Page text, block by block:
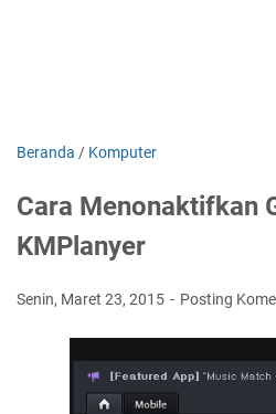
Beranda / Komputer
Cara Menonaktifkan
KMPlanyer
Senin, Maret 23, 2015 Posting